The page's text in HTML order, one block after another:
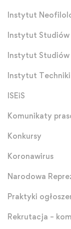
Instytut
Instytut
Instytut Studiów
Instytut Techniki
ISEiS
Komunikaty
Konkursy
Koronawirus
Narodowa
Praktyki
Rekrutacja –